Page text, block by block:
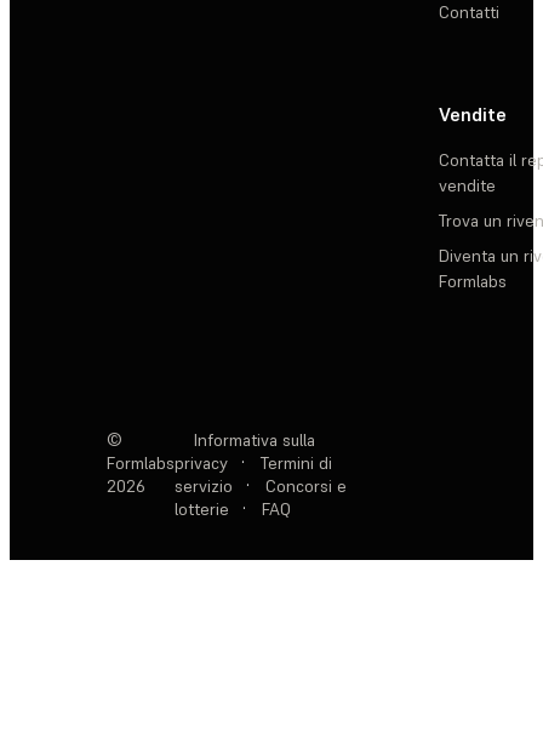
Contatti
Vendite
Contatta il
vendite
Trova un
Diventa un
Formlabs
©
Formlabs
2026
Informativa sulla
privacy
·
Termini di
servizio
·
Concorsi e
lotterie
· FAQ